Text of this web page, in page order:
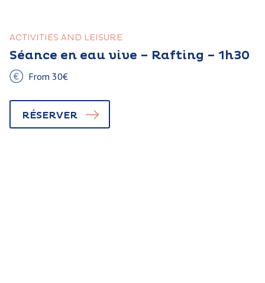
ACTIVITIES AND LEISURE
Séance en eau vive – Rafting – 1h30
From 30€
RÉSERVER